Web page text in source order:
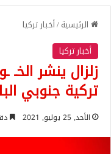
الرئيسية/أخبار تركيا
أخبار تركيا
زلزال ينشر
تركية جنوبي
الأحد, 25 يوليو, 2021